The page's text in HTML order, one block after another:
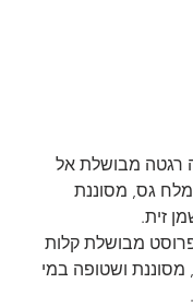
רגטה מבושלת אל
גס, מסוננת
זית.
מבושלת קלות
ושטופה במי